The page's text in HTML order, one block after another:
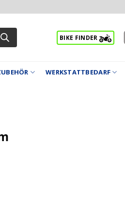
BIKE FINDER
WERKSTATTBEDARF